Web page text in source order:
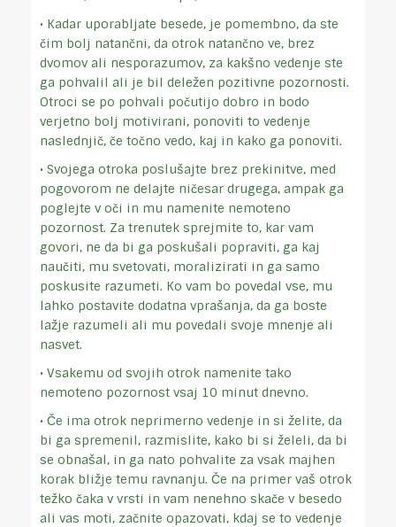
• Kadar uporabljate besede, je pomembno, da ste
čim bolj natančni, da otrok natančno ve, brez
dvomov ali nesporazumov, za kakšno vedenje ste
ga pohvalil ali je bil deležen pozitivne pozornosti.
Otroci se po pohvali počutijo dobro in bodo
verjetno bolj motivirani, ponoviti to vedenje
naslednjič, če točno vedo, kaj in kako ga ponoviti.
• Svojega otroka poslušajte brez prekinitve, med
pogovorom ne delajte ničesar drugega, ampak ga
poglejte v oči in mu namenite nemoteno
pozornost. Za trenutek sprejmite to, kar vam
govori, ne da bi ga poskušali popraviti, ga kaj
naučiti, mu svetovati, moralizirati in ga samo
poskusite razumeti. Ko vam bo povedal vse, mu
lahko postavite dodatna vprašanja, da ga boste
lažje razumeli ali mu povedali svoje mnenje ali
nasvet.
• Vsakemu od svojih otrok namenite tako
nemoteno pozornost vsaj 10 minut dnevno.
• Če ima otrok neprimerno vedenje in si želite, da
bi ga spremenil, razmislite, kako bi si želeli, da bi
se obnašal, in ga nato pohvalite za vsak majhen
korak bližje temu ravnanju. Če na primer vaš otrok
težko čaka v vrsti in vam nenehno skače v besedo
ali vas moti, začnite opazovati, kdaj se to vedenje